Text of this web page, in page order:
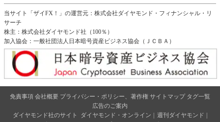
当サイト「ザイFX！」の運営元：株式会社ダイヤモンド・フィナンシャル・リ
サーチ
株主：株式会社ダイヤモンド社（100％）
加入協会：一般社団法人日本暗号資産ビジネス協会（ＪＣＢＡ）
免責事項 会社概要 プライバシー・ポリシー、著作権 サイトマップ タグ一覧
広告のご案内
ダイヤモンド社のサイト
ダイヤモンド・オンライン | 週刊ダイヤモンド |